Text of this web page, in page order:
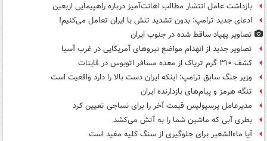
بازداشت عامل انتشار مطالب اهانت‌آمیز درباره راهپیمایی اربعین
ادعای جدید ترامپ: بدون تشدید تنش با ایران تعامل می‌کنیم!
تصاویر پهپاد ساقط شده در جنوب ایران
تصاویر جدید از انهدام مواضع نیروهای آمریکایی در غرب آسیا
کشف ۳۱۰ گرم تریاک از معده مسافر اتوبوس در قاینات
وزیر جنگ سابق ترامپ: اینکه ایران دست بالا را دارد واقعیت است
تنگه هرمز و پیام‌های بازدارنده ایران
مدیرعامل پرسپولیس قیمت آخر را برای نساجی تعیین کرد
بطری آبی که ماشین شما را به آتش می‌کشد
آیا ماءالشعیر برای جلوگیری از سنگ کلیه مفید است